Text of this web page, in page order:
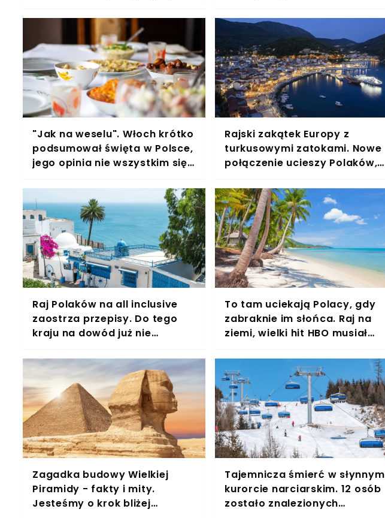
"Jak na weselu". Włoch krótko
podsumował święta w Polsce,
jego opinia nie wszystkim się
Rajski zakątek Europy z
turkusowymi zatokami. Nowe
połączenie ucieszy Polaków,
Raj Polaków na all inclusive
zaostrza przepisy. Do tego
kraju na dowód już nie
To tam uciekają Polacy, gdy
zabraknie im słońca. Raj na
ziemi, wielki hit HBO musiał
Zagadka budowy Wielkiej
Piramidy - fakty i mity.
Jesteśmy o krok bliżej
Tajemnicza śmierć w słynnym
kurorcie narciarskim. 12 osób
zostało znalezionych